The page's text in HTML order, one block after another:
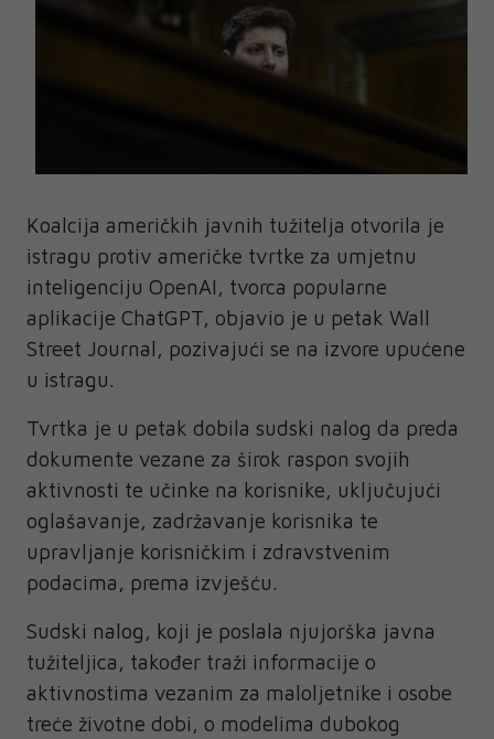
Koalcija američkih javnih tužitelja otvorila je
istragu protiv američke tvrtke za umjetnu
inteligenciju OpenAI, tvorca popularne
aplikacije ChatGPT, objavio je u petak Wall
Street Journal, pozivajući se na izvore upućene
u istragu.
Tvrtka je u petak dobila sudski nalog da preda
dokumente vezane za širok raspon svojih
aktivnosti te učinke na korisnike, uključujući
oglašavanje, zadržavanje korisnika te
upravljanje korisničkim i zdravstvenim
podacima, prema izvješću.
Sudski nalog, koji je poslala njujorška javna
tužiteljica, također traži informacije o
aktivnostima vezanim za maloljetnike i osobe
treće životne dobi, o modelima dubokog